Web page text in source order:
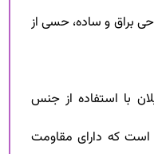
براق و ساده، حسی از
با استفاده از جنس
است که دارای مقاومت